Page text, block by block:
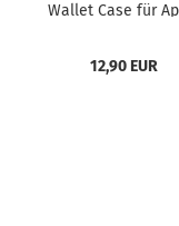
Wal­let Case für
12,90 EUR